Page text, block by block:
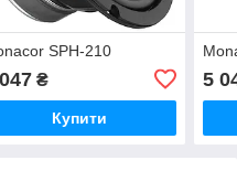
SPH-210
₴
Купити
5